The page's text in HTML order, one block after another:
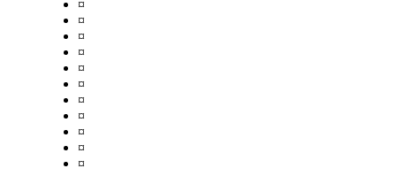
¤
¤
¤
¤
¤
¤
¤
¤
¤
¤
¤